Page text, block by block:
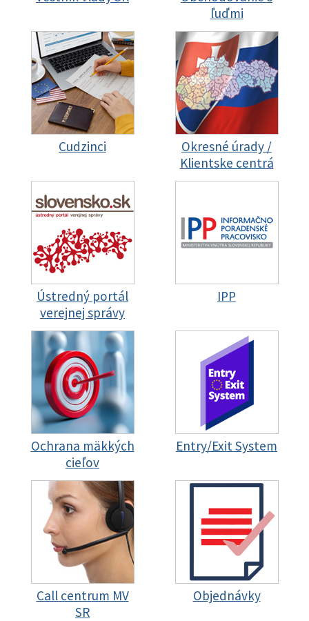
ľuďmi
Cudzinci
Okresné úrady /
Klientske centrá
Ústredný portál
verejnej správy
IPP
Ochrana mäkkých
cieľov
Entry/Exit System
Call centrum MV
SR
Objednávky